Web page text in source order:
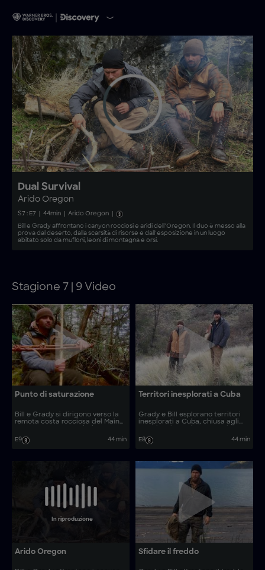
Dual Survival
Arido Oregon
S7 : E7 44min Arido Oregon
Bill e Grady affrontano i canyon rocciosi e aridi dell’Oregon. Il duo è messo alla
prova dal deserto, dalla scarsità di risorse e dall’esposizione in un luogo
abitato solo da mufloni, leoni di montagna e orsi.
Stagione 7 | 9 Video
Punto di saturazione
Bill e Grady si dirigono verso la
remota costa rocciosa del Maine,
affrontano una tempesta. Ma il
freddo e l’umidità minacciano di
E9 44 min
Territori inesplorati a Cuba
Grady e Bill esplorano territori
inesplorati a Cuba, chiusa agli
coccodrilli e mangrovie intricate,
combattono la disidratazione e
E8 44 min
In riproduzione
Arido Oregon Sfidare il freddo